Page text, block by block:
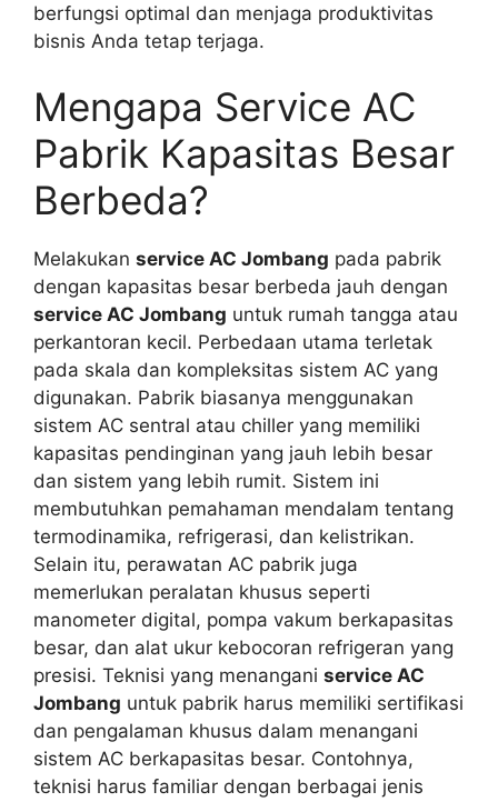
berfungsi optimal dan menjaga produktivitas
bisnis Anda tetap terjaga.
Mengapa Service AC
Pabrik Kapasitas Besar
Berbeda?
Melakukan service AC Jombang pada pabrik
dengan kapasitas besar berbeda jauh dengan
service AC Jombang untuk rumah tangga atau
perkantoran kecil. Perbedaan utama terletak
pada skala dan kompleksitas sistem AC yang
digunakan. Pabrik biasanya menggunakan
sistem AC sentral atau chiller yang memiliki
kapasitas pendinginan yang jauh lebih besar
dan sistem yang lebih rumit. Sistem ini
membutuhkan pemahaman mendalam tentang
termodinamika, refrigerasi, dan kelistrikan.
Selain itu, perawatan AC pabrik juga
memerlukan peralatan khusus seperti
manometer digital, pompa vakum berkapasitas
besar, dan alat ukur kebocoran refrigeran yang
presisi. Teknisi yang menangani service AC
Jombang untuk pabrik harus memiliki sertifikasi
dan pengalaman khusus dalam menangani
sistem AC berkapasitas besar. Contohnya,
teknisi harus familiar dengan berbagai jenis